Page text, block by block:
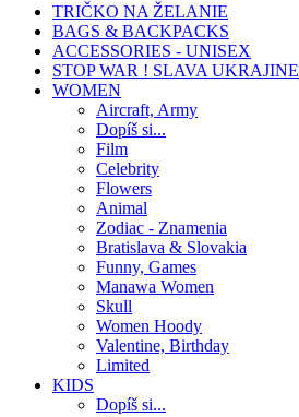
TRIČKO NA ŽELANIE
BAGS & BACKPACKS
ACCESSORIES - UNISEX
STOP WAR ! SLAVA UKRAJINE
WOMEN
Aircraft, Army
Dopíš si...
Film
Celebrity
Flowers
Animal
Zodiac - Znamenia
Bratislava & Slovakia
Funny, Games
Manawa Women
Skull
Women Hoody
Valentine, Birthday
Limited
KIDS
Dopíš si...